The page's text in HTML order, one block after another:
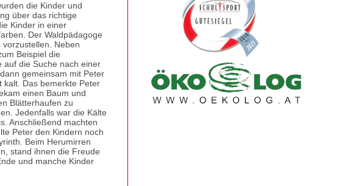
die Kinder und
über das richtige
Kinder in einer
Der Waldpädagoge
Neben
Beispiel die
auf die Suche nach einer
gemeinsam mit Peter
kalt. Das bemerkte Peter
einen Baum und
Blätterhaufen zu
Jedenfalls war die Kälte
Anschließend machten
Peter den Kindern noch
Beim Herumirren
stand ihnen die Freude
und manche Kinder